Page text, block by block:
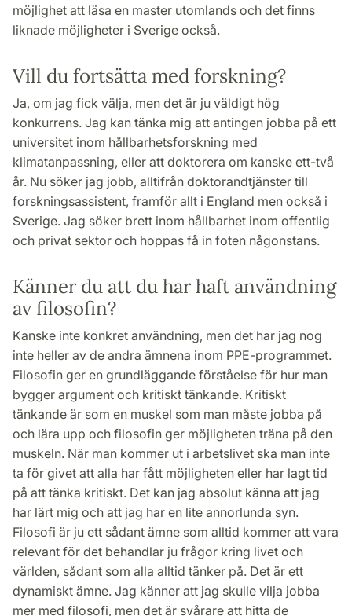
möjlighet att läsa en master utomlands och det finns
liknade möjligheter i Sverige också.
Vill du fortsätta med forskning?
Ja, om jag fick välja, men det är ju väldigt hög
konkurrens. Jag kan tänka mig att antingen jobba på ett
universitet inom hållbarhetsforskning med
klimatanpassning, eller att doktorera om kanske ett-två
år. Nu söker jag jobb, alltifrån doktorandtjänster till
forskningsassistent, framför allt i England men också i
Sverige. Jag söker brett inom hållbarhet inom offentlig
och privat sektor och hoppas få in foten någonstans.
Känner du att du har haft användning
av filosofin?
Kanske inte konkret användning, men det har jag nog
inte heller av de andra ämnena inom PPE-programmet.
Filosofin ger en grundläggande förståelse för hur man
bygger argument och kritiskt tänkande. Kritiskt
tänkande är som en muskel som man måste jobba på
och lära upp och filosofin ger möjligheten träna på den
muskeln. När man kommer ut i arbetslivet ska man inte
ta för givet att alla har fått möjligheten eller har lagt tid
på att tänka kritiskt. Det kan jag absolut känna att jag
har lärt mig och att jag har en lite annorlunda syn.
Filosofi är ju ett sådant ämne som alltid kommer att vara
relevant för det behandlar ju frågor kring livet och
världen, sådant som alla alltid tänker på. Det är ett
dynamiskt ämne. Jag känner att jag skulle vilja jobba
mer med filosofi, men det är svårare att hitta de